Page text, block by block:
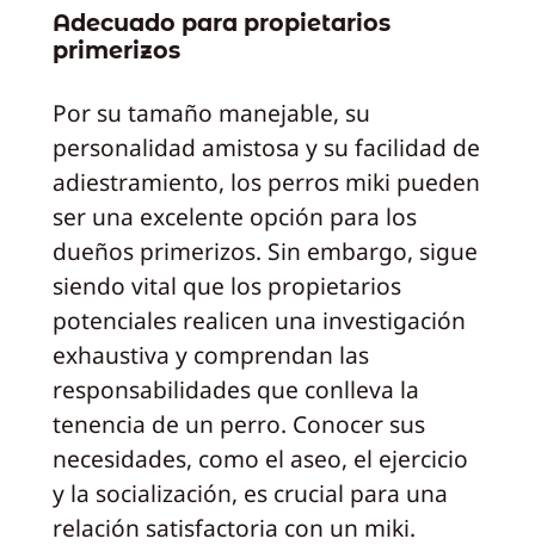
Adecuado para propietarios
primerizos
Por su tamaño manejable, su
personalidad amistosa y su facilidad de
adiestramiento, los perros miki pueden
ser una excelente opción para los
dueños primerizos. Sin embargo, sigue
siendo vital que los propietarios
potenciales realicen una investigación
exhaustiva y comprendan las
responsabilidades que conlleva la
tenencia de un perro. Conocer sus
necesidades, como el aseo, el ejercicio
y la socialización, es crucial para una
relación satisfactoria con un miki.